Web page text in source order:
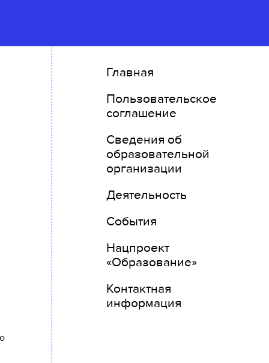
Главная
Пользовательское
соглашение
Сведения об
образовательной
организации
Деятельность
События
Нацпроект
«Образование»
Контактная
информация